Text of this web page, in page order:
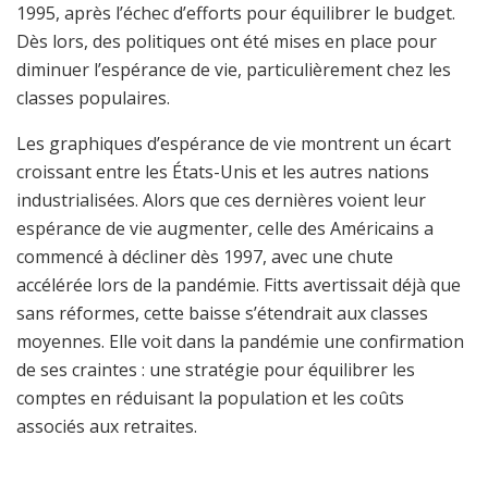
1995, après l’échec d’efforts pour équilibrer le budget.
Dès lors, des politiques ont été mises en place pour
diminuer l’espérance de vie, particulièrement chez les
classes populaires.
Les graphiques d’espérance de vie montrent un écart
croissant entre les États-Unis et les autres nations
industrialisées. Alors que ces dernières voient leur
espérance de vie augmenter, celle des Américains a
commencé à décliner dès 1997, avec une chute
accélérée lors de la pandémie. Fitts avertissait déjà que
sans réformes, cette baisse s’étendrait aux classes
moyennes. Elle voit dans la pandémie une confirmation
de ses craintes : une stratégie pour équilibrer les
comptes en réduisant la population et les coûts
associés aux retraites.